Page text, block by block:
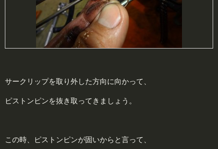
サークリップを取り外した方向に向かって、
ピストンピンを抜き取ってきましょう。
この時、ピストンピンが固いからと言って、